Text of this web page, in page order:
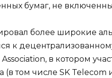
бумаг, не
более широкие
к
в котором
(в том числе SK Telecom